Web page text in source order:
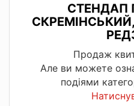
СТЕНДАП
Продаж
Але ви можете
подіями